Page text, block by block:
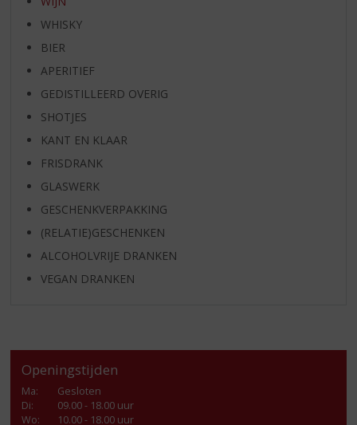
WHISKY
BIER
APERITIEF
GEDISTILLEERD OVERIG
SHOTJES
KANT EN KLAAR
FRISDRANK
GLASWERK
GESCHENKVERPAKKING
(RELATIE)GESCHENKEN
ALCOHOLVRIJE DRANKEN
VEGAN DRANKEN
Openingstijden
Ma:
Gesloten
Di:
09.00 - 18.00 uur
Wo:
10.00 - 18.00 uur